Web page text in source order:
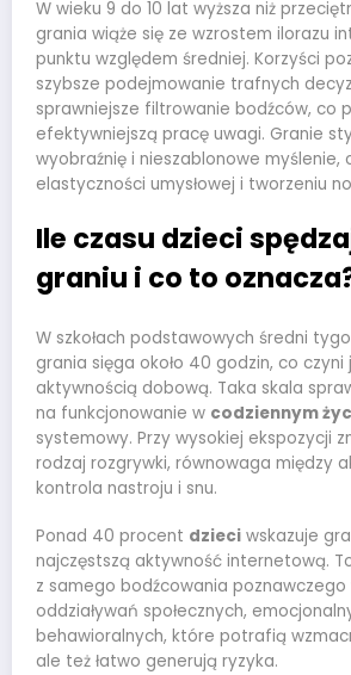
W wieku 9 do 10 lat wyższa niż
grania wiąże się ze wzrostem ilorazu
punktu względem średniej. Korzyści
szybsze podejmowanie trafnych
sprawniejsze filtrowanie bodźców, co
efektywniejszą pracę uwagi. Granie
wyobraźnię i nieszablonowe myślenie,
elastyczności umysłowej i tworzeniu
Ile czasu dzieci
graniu i co to
W szkołach podstawowych średni
grania sięga około 40 godzin, co
aktywnością dobową. Taka skala
na funkcjonowanie w codziennym
systemowy. Przy wysokiej ekspozycji
rodzaj rozgrywki, równowaga między
kontrola nastroju i snu.
Ponad 40 procent dzieci wskazuje
najczęstszą aktywność internetową.
z samego bodźcowania poznawczego
oddziaływań społecznych,
behawioralnych, które potrafią
ale też łatwo generują ryzyka.